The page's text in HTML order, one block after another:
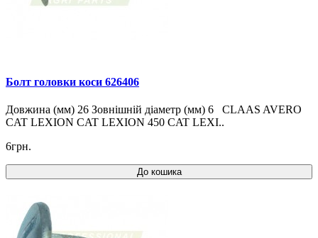
Болт головки коси 626406
Довжина (мм) 26 Зовнішній діаметр (мм) 6 CLAAS AVERO
CAT LEXION CAT LEXION 450 CAT LEXI..
6грн.
До кошика